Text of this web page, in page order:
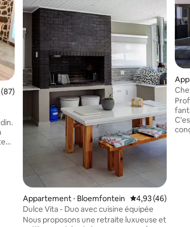
moyenne sur la base de 87 commentaires : 4,84
Appartement ⋅ Bloemfontein Évaluation
4,93 (46)
Dulce Vita - Duo avec cuisine équipée
Nous proposons une retraite luxueuse et